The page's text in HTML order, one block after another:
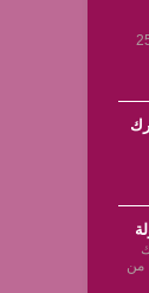
سميد غليظ 250
من